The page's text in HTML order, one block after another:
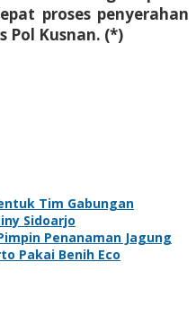
proses penyerahan
Pol Kusnan. (*)
Tim Gabungan
Sidoarjo
Penanaman Jagung
Pakai Benih Eco